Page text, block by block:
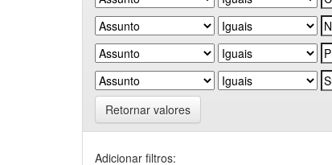
Retornar valores
Adicionar filtros: